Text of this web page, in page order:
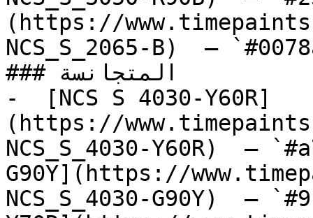
(https://
NCS_S_2065-B)  —
### المتجانسة
-  [NCS S 4030-Y60R]
(https://
NCS_S_4030-Y60R)  —
G90Y](https://
NCS_S_4030-G90Y)  —